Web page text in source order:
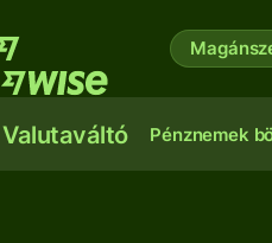
Valutaváltó Pénznemek